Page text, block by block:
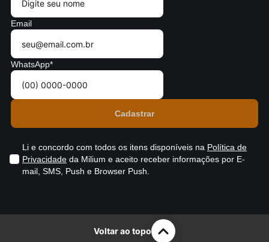
Email
WhatsApp*
Li e concordo com todos os itens disponíveis na Política de
Privacidade da Milium e aceito receber informações por E-
mail, SMS, Push e Browser Push.
Voltar ao topo